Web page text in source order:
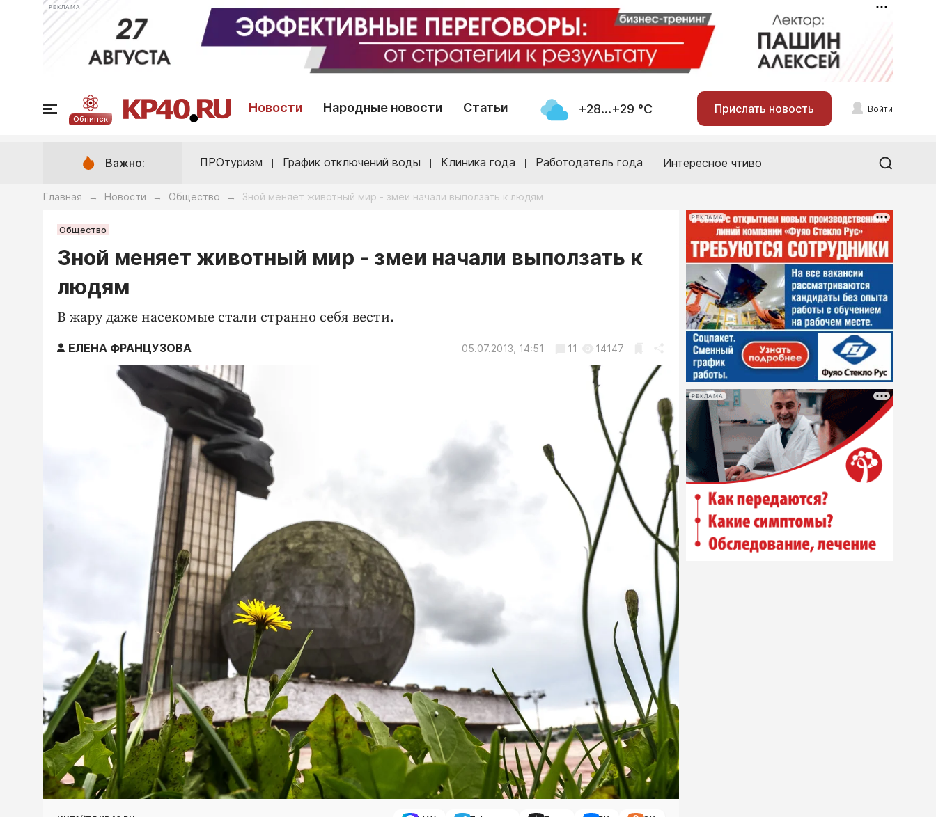
РЕКЛАМА
Обнинск
Новости Народные новости Статьи +28...+29 °С Прислать новость Войти
Важно: ПРОтуризм График отключений воды Клиника года Работодатель года Интересное чтиво
Главная → Новости → Общество → Зной меняет животный мир - змеи начали выползать к людям
Общество
Зной меняет животный мир - змеи начали выползать к
людям
В жару даже насекомые стали странно себя вести.
ЕЛЕНА ФРАНЦУЗОВА 05.07.2013, 14:51 11 14147
РЕКЛАМА
РЕКЛАМА